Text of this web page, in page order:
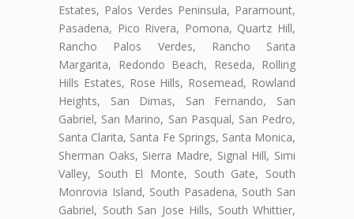
Estates, Palos Verdes Peninsula, Paramount,
Pasadena, Pico Rivera, Pomona, Quartz Hill,
Rancho Palos Verdes, Rancho Santa
Margarita, Redondo Beach, Reseda, Rolling
Hills Estates, Rose Hills, Rosemead, Rowland
Heights, San Dimas, San Fernando, San
Gabriel, San Marino, San Pasqual, San Pedro,
Santa Clarita, Santa Fe Springs, Santa Monica,
Sherman Oaks, Sierra Madre, Signal Hill, Simi
Valley, South El Monte, South Gate, South
Monrovia Island, South Pasadena, South San
Gabriel, South San Jose Hills, South Whittier,